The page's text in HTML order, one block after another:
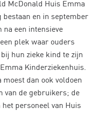
McDonald Huis Emma
en in september
na een intensieve
plek waar ouders
hun zieke kind te zijn
Kinderziekenhuis.
dan ook voldoen
van de gebruikers; de
personeel van Huis